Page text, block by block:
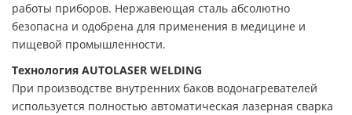
работы приборов. Нержавеющая сталь абсолютно
безопасна и одобрена для применения в медицине и
пищевой промышленности.
Технология AUTOLASER WELDING
При производстве внутренних баков водонагревателей
используется полностью автоматическая лазерная сварка